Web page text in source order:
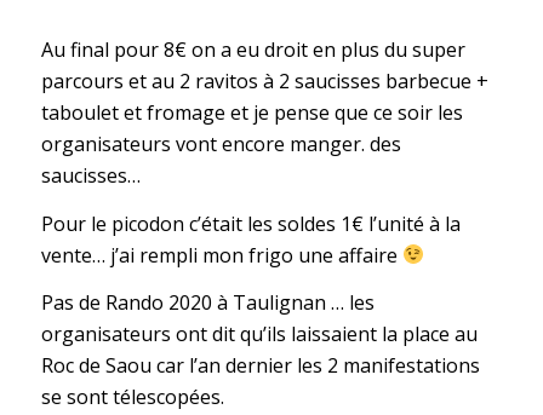
Au final pour 8€ on a eu droit en plus du super
parcours et au 2 ravitos à 2 saucisses barbecue +
taboulet et fromage et je pense que ce soir les
organisateurs vont encore manger. des
saucisses…
Pour le picodon c’était les soldes 1€ l’unité à la
vente… j’ai rempli mon frigo une affaire
Pas de Rando 2020 à Taulignan … les
organisateurs ont dit qu’ils laissaient la place au
Roc de Saou car l’an dernier les 2 manifestations
se sont télescopées.